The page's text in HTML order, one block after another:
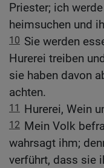
Priester; ich
heimsuchen und
10 Sie werden
Hurerei treiben
sie haben davon
achten.
11 Hurerei, Wein
12 Mein Volk
wahrsagt ihm;
verführt, dass sie